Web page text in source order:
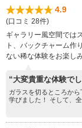
4.9
(口コミ 28件)
ギャラリー風空間では
ト、バックチャーム作
ない稀な体験をお楽し
“大変貴重な体験で
ガラスを切るところか
学びました！ そして、全